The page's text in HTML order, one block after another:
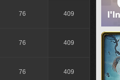
76 409
76 409
76 409